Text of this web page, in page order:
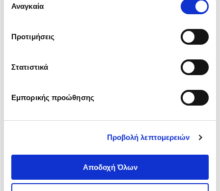
ενδιαφέρουν και να επιλέξετε από τα παρακάτω με την
΄΄και να ενημερωθείτε σχετικά με
συγκατάθεσης
Αναγκαία
Προτιμήσεις
Στατιστικά
Εμπορικής προώθησης
Προβολή λεπτομερειών
Αποδοχή Όλων
(P/B) Copy Machine Manifestos
JOSEPH BRANDEN W.
1-1 από 1 προϊόντα